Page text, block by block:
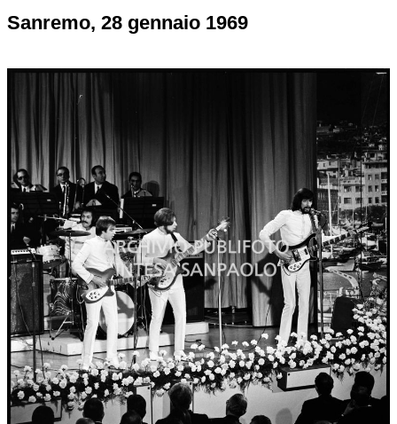
Sanremo, 28 gennaio 1969